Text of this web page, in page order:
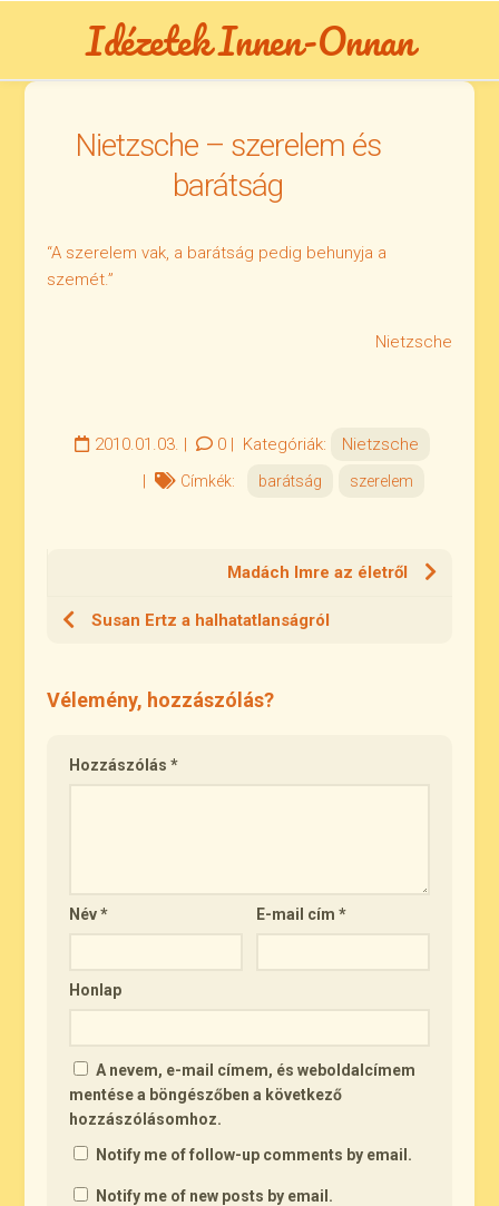
Idézetek Innen-Onnan
Nietzsche – szerelem és
barátság
“A szerelem vak, a barátság pedig behunyja a
szemét.”
Nietzsche
2010.01.03. | 0| Kategóriák:
Nietzsche
|
Címkék: barátság szerelem
Madách Imre az életről
Susan Ertz a halhatatlanságról
Vélemény, hozzászólás?
Hozzászólás*
Név* E-mail cím*
Honlap
A nevem, e-mail címem, és weboldalcímem
mentése a böngészőben a következő
hozzászólásomhoz.
Notify me of follow-up comments by email.
Notify me of new posts by email.